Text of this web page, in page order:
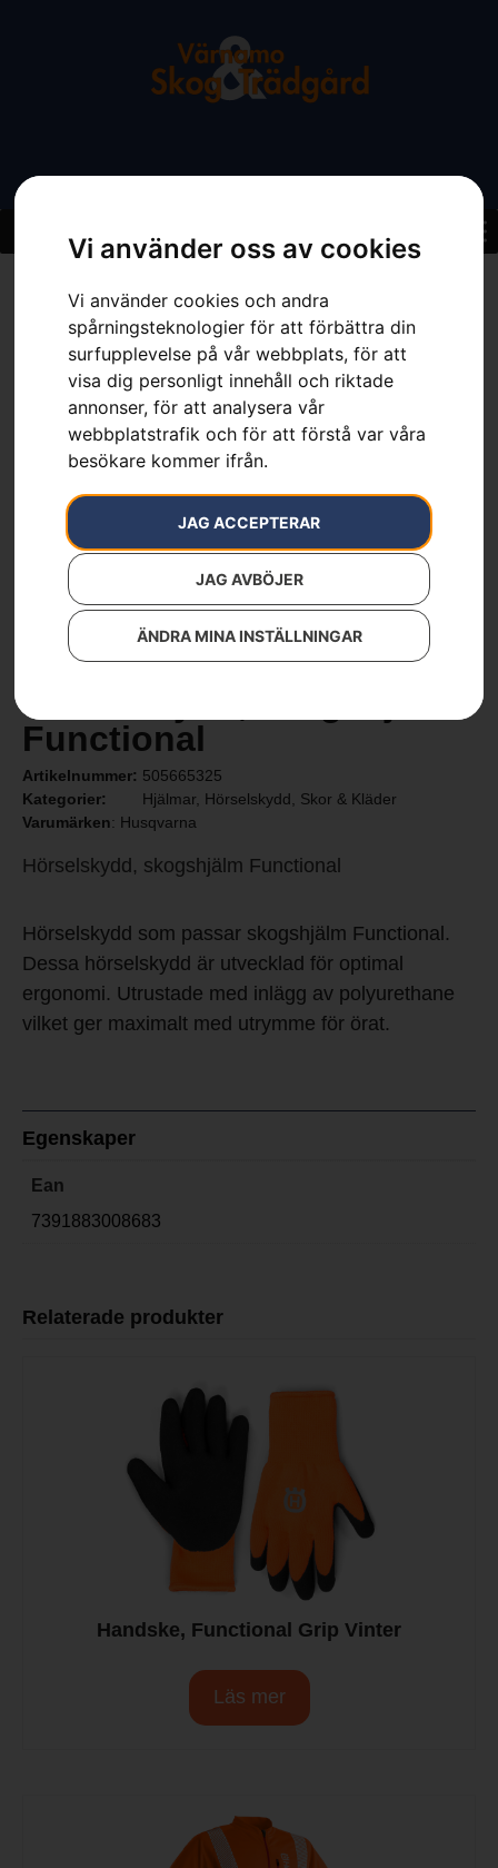
Vi använder oss av cookies
Vi använder cookies och andra
spårningsteknologier för att förbättra din
surfupplevelse på vår webbplats, för att
visa dig personligt innehåll och riktade
annonser, för att analysera vår
webbplatstrafik och för att förstå var våra
besökare kommer ifrån.
JAG ACCEPTERAR
JAG AVBÖJER
ÄNDRA MINA INSTÄLLNINGAR
Hörselskydd, skogshjälm
Functional
Artikelnummer: 505665325
Kategorier:
Hjälmar, Hörselskydd, Skor & Kläder
Varumärken: Husqvarna
Hörselskydd, skogshjälm Functional
Hörselskydd som passar skogshjälm Functional.
Dessa hörselskydd är utvecklad för optimal
ergonomi. Utrustade med inlägg av polyurethane
vilket ger maximalt med utrymme för örat.
Egenskaper
Ean
7391883008683
Relaterade produkter
Handske, Functional Grip Vinter
Läs mer